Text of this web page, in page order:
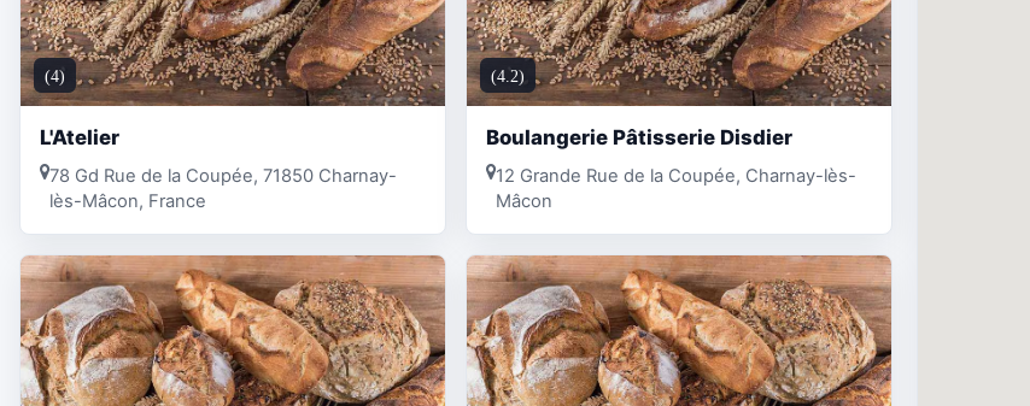
(4)
L'Atelier
78 Gd Rue de la Coupée, 71850 Charnay-
lès-Mâcon, France
(4.2)
Boulangerie Pâtisserie Disdier
12 Grande Rue de la Coupée, Charnay-lès-
Mâcon